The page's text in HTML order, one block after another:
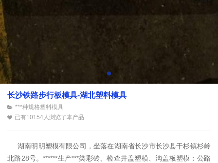
长沙铁路步行板模具-湖北塑料模具
***种规格塑料模具
已有10154人浏览了本产品
湖南明明塑模有限公司，坐落在湖南省长沙市长沙县干杉镇杉岭
北路28号。******生产***类彩砖、检查井盖塑模、沟盖板塑模；公路